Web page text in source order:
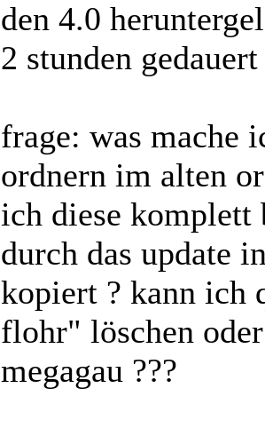
den 4.0
2 stunden
frage: was mache
ordnern im alten
ich diese komplett
durch das update
kopiert ? kann ich
flohr" löschen
megagau ???